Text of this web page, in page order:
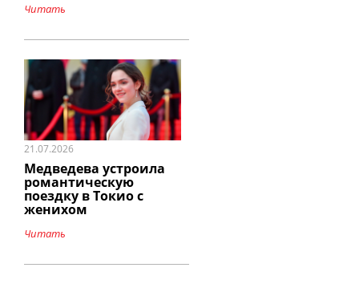
Читать
21.07.2026
Медведева устроила
романтическую
поездку в Токио с
женихом
Читать